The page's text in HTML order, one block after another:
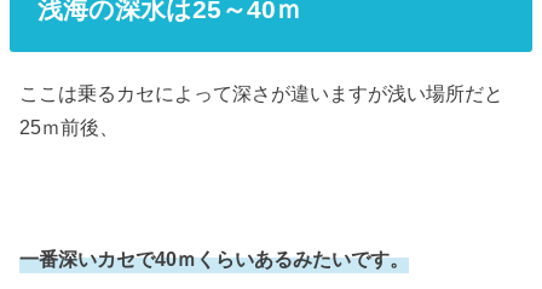
浅海の深水は25～40ｍ
ここは乗るカセによって深さが違いますが浅い場所だと
25ｍ前後、
一番深いカセで40ｍくらいあるみたいです。